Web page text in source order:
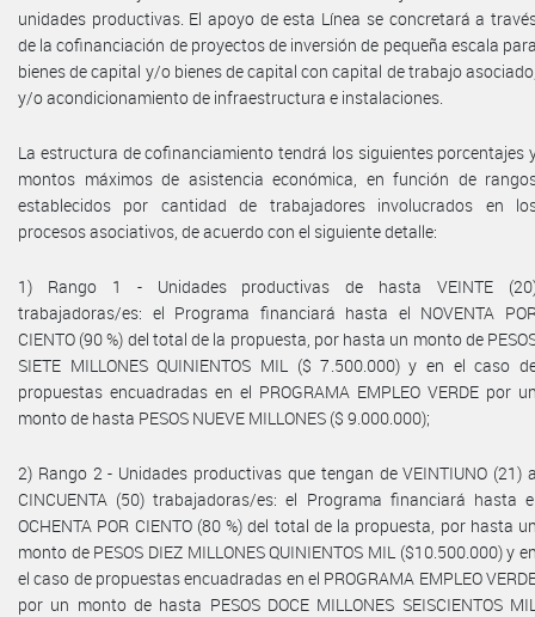
unidades productivas. El apoyo de esta Línea se concretará a
de la cofinanciación de proyectos de inversión de pequeña escala
bienes de capital y/o bienes de capital con capital de trabajo
y/o acondicionamiento de infraestructura e instalaciones.
La estructura de cofinanciamiento tendrá los siguientes porcentajes
montos máximos de asistencia económica, en función de
establecidos por cantidad de trabajadores involucrados en
procesos asociativos, de acuerdo con el siguiente detalle:
1) Rango 1 - Unidades productivas de hasta VEINTE
trabajadoras/es: el Programa financiará hasta el NOVENTA
CIENTO (90 %) del total de la propuesta, por hasta un monto de
SIETE MILLONES QUINIENTOS MIL ($ 7.500.000) y en el caso
propuestas encuadradas en el PROGRAMA EMPLEO VERDE por
monto de hasta PESOS NUEVE MILLONES ($ 9.000.000);
2) Rango 2 - Unidades productivas que tengan de VEINTIUNO (21)
CINCUENTA (50) trabajadoras/es: el Programa financiará hasta
OCHENTA POR CIENTO (80 %) del total de la propuesta, por hasta
monto de PESOS DIEZ MILLONES QUINIENTOS MIL ($10.500.000) y
el caso de propuestas encuadradas en el PROGRAMA EMPLEO
por un monto de hasta PESOS DOCE MILLONES SEISCIENTOS